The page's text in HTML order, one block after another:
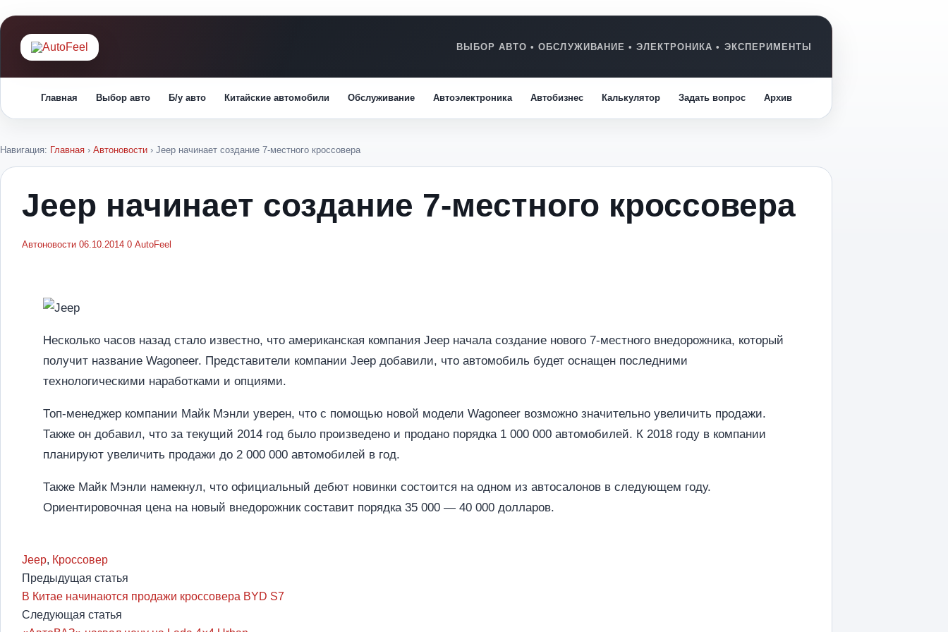
Главная Выбор авто Б/у авто Китайские автомобили Обслуживание Автоэлектроника Автобизнес Калькулятор Задать вопрос Архив
Навигация: Главная › Автоновости › Jeep начинает создание 7-местного кроссовера
Jeep начинает создание 7-местного кроссовера
Автоновости 06.10.2014 0 AutoFeel
Несколько часов назад стало известно, что американская компания Jeep начала создание нового 7-местного внедорожника, который
получит название Wagoneer. Представители компании Jeep добавили, что автомобиль будет оснащен последними
технологическими наработками и опциями.
Топ-менеджер компании Майк Мэнли уверен, что с помощью новой модели Wagoneer возможно значительно увеличить продажи.
Также он добавил, что за текущий 2014 год было произведено и продано порядка 1 000 000 автомобилей. К 2018 году в компании
планируют увеличить продажи до 2 000 000 автомобилей в год.
Также Майк Мэнли намекнул, что официальный дебют новинки состоится на одном из автосалонов в следующем году.
Ориентировочная цена на новый внедорожник составит порядка 35 000 — 40 000 долларов.
Jeep, Кроссовер
Предыдущая статья
В Китае начинаются продажи кроссовера BYD S7
Следующая статья